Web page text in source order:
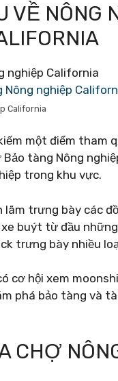
VỀ NÔNG
Nông nghiệp
California
một điểm tham
tàng Nông
trong khu vực.
lãm trưng bày các
buýt từ đầu
trưng bày nhiều
cơ hội xem
phá bảo tàng và
CHỢ